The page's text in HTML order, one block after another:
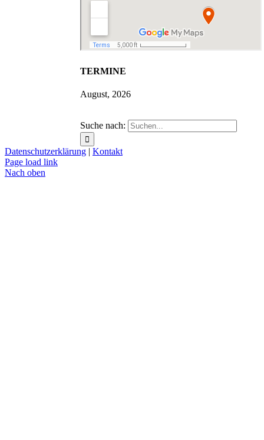
TERMINE
August, 2026
Suche nach:
Datenschutzerklärung | Kontakt
Page load link
Nach oben